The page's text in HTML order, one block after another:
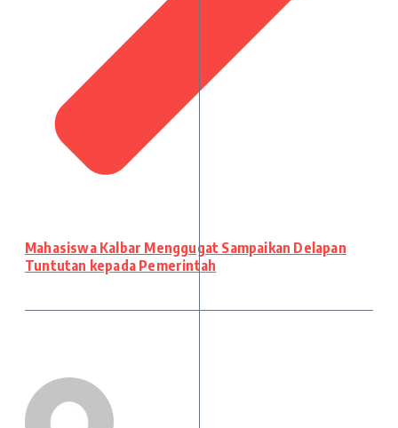
Mahasiswa Kalbar Menggugat Sampaikan Delapan
Tuntutan kepada Pemerintah